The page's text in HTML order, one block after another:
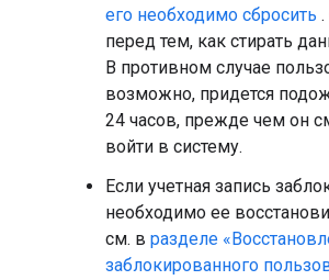
его необходимо сбросить
перед тем, как стирать
В противном случае
возможно, придется
24 часов, прежде чем он
войти в систему.
Если учетная запись
необходимо ее
см. в разделе
заблокированного